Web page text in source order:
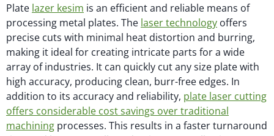
Plate lazer kesim is an efficient and reliable means of
processing metal plates. The laser technology offers
precise cuts with minimal heat distortion and burring,
making it ideal for creating intricate parts for a wide
array of industries. It can quickly cut any size plate with
high accuracy, producing clean, burr-free edges. In
addition to its accuracy and reliability, plate laser cutting
offers considerable cost savings over traditional
machining processes. This results in a faster turnaround